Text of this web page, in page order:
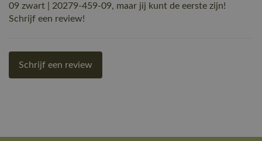
09 zwart | 20279-459-09, maar jij kunt de eerste zijn!
Schrijf een review!
Schrijf een review